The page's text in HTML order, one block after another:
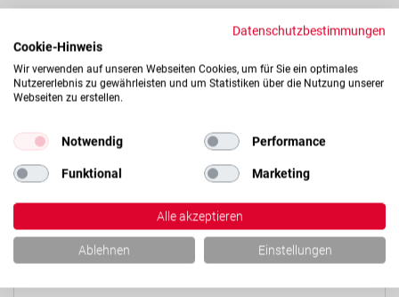
Datenschutzbestimmungen
Cookie-Hinweis
Wir verwenden auf unseren Webseiten Cookies, um für Sie ein optimales
Nutzererlebnis zu gewährleisten und um Statistiken über die Nutzung unserer
Webseiten zu erstellen.
Notwendig Performance
Funktional Marketing
Alle akzeptieren
Ablehnen Einstellungen